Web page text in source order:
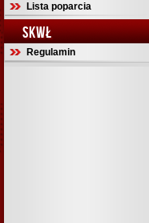
Lista poparcia
SKWŁ
Regulamin